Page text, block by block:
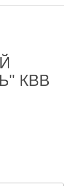
напряжение
прокладка в
КВВ